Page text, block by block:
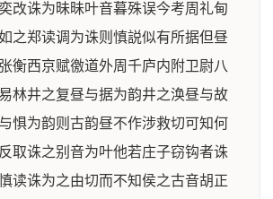
改诛为昧昧叶音暮殊误今考周礼甸
之郑读调为诛则慎説似有所据但昼
衡西京赋徼道外周千庐内附卫尉八
林井之复昼与据为韵井之涣昼与故
惧为韵则古韵昼不作涉救切可知何
取诛之别音为叶他若庄子窃钩者诛
读诛为之由切而不知侯之古音胡正